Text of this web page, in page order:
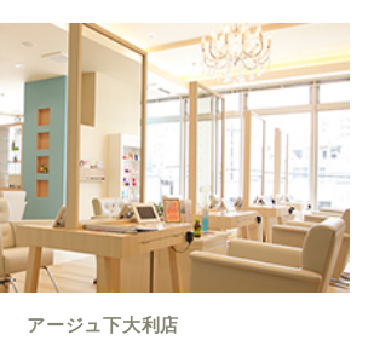
アージュ下大利店